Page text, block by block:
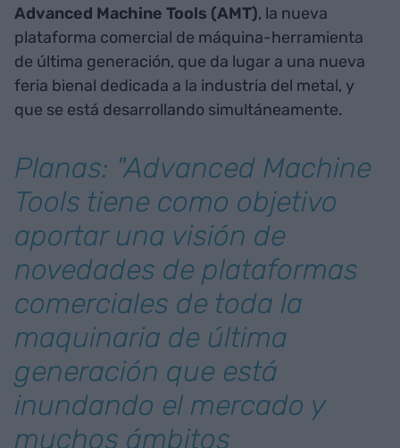
Advanced Machine Tools (AMT), la nueva
plataforma comercial de máquina-herramienta
de última generación, que da lugar a una nueva
feria bienal dedicada a la industria del metal, y
que se está desarrollando simultáneamente.
Planas: "Advanced Machine
Tools tiene como objetivo
aportar una visión de
novedades de plataformas
comerciales de toda la
maquinaria de última
generación que está
inundando el mercado y
muchos ámbitos